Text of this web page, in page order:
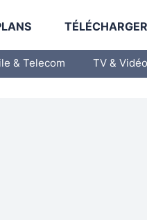
& Telecom TV & Vidéo